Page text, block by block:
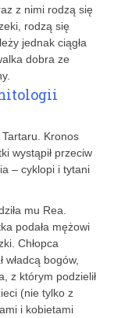
z nimi rodzą się
rodzą się
jednak ciągła
dobra ze
Kronos
wystąpił przeciw
– cyklopi i tytani
mu Rea.
podała mężowi
Chłopca
bogów,
z którym podzielił
(nie tylko z
i kobietami